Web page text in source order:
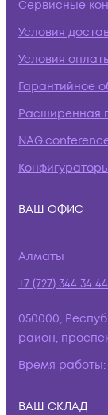
Сервисные
Условия
Условия
Гарантийное
Расширенная
ВАШ ОФИС
Алматы
+7 (727) 344 34 44
050000,
район,
Время работы:
ВАШ СКЛАД